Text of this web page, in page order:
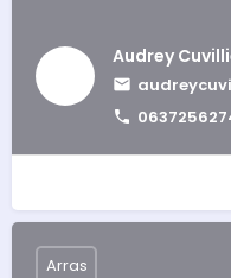
Audrey
Arras